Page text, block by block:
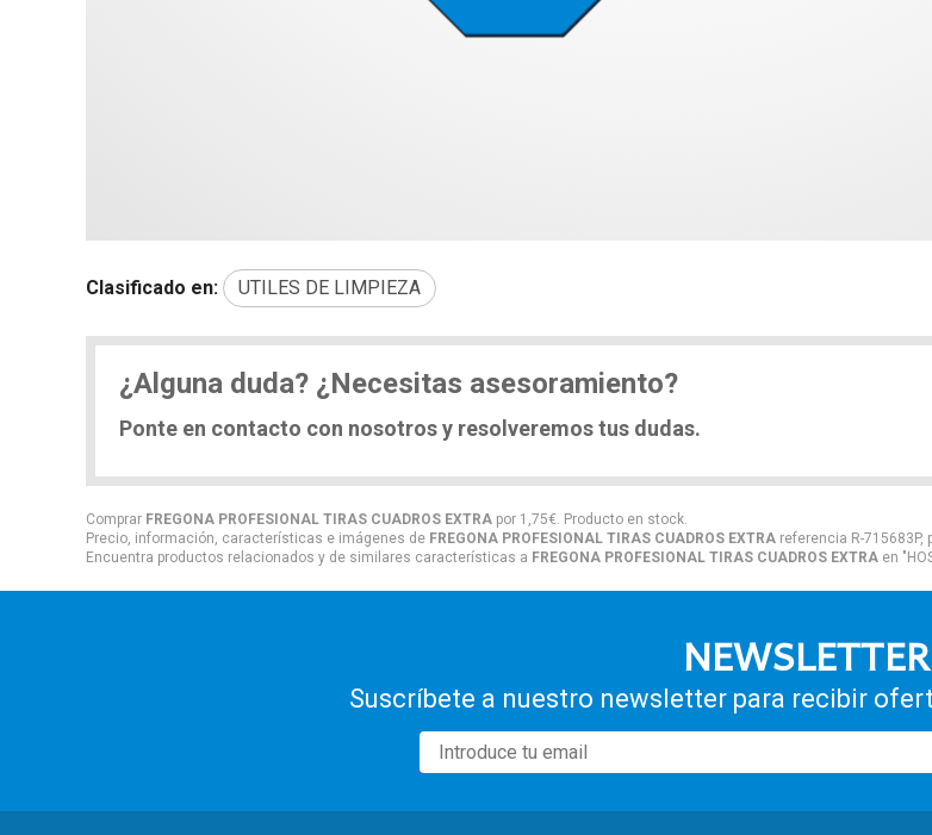
Comprar FREGONA PROFESIONAL TIRAS CUADROS EXTRA por 1,75€. Producto en stock.
Precio, información, características e imágenes de FREGONA PROFESIONAL TIRAS CUADROS EXTRA referencia R-
Encuentra productos relacionados y de similares características a FREGONA PROFESIONAL TIRAS CUADROS EXTRA en
Clasificado en: UTILES DE LIMPIEZA
¿Alguna duda? ¿Necesitas asesoramiento?
Ponte en contacto con nosotros y resolveremos tus dudas.
NEWSLETTER
Suscríbete a nuestro newsletter para recibir